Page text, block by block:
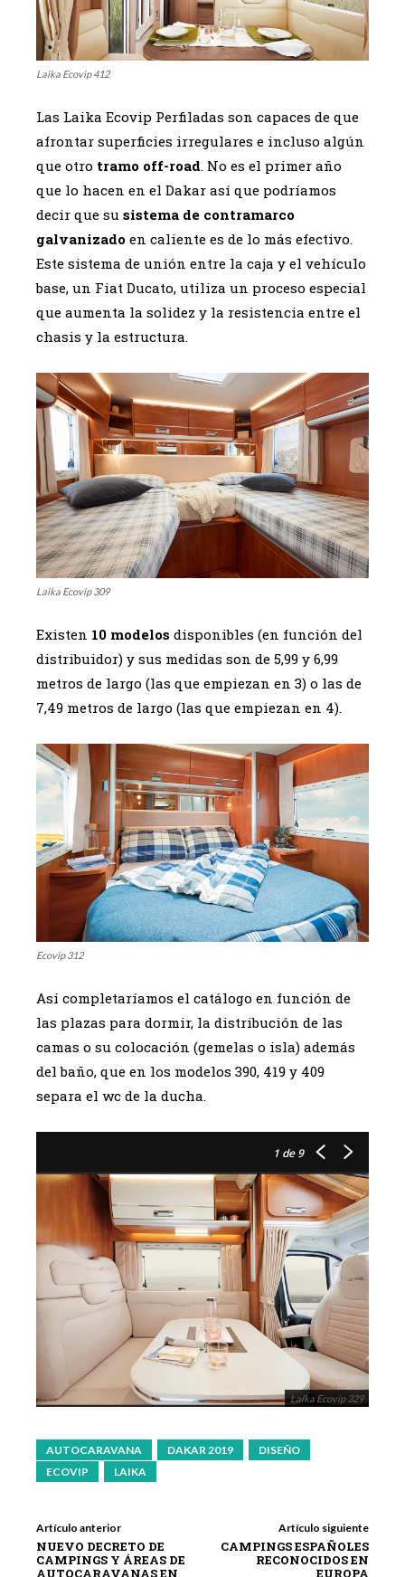
Laika Ecovip 412
Las Laika Ecovip Perfiladas son capaces de que
afrontar superficies irregulares e incluso algún
que otro tramo off-road. No es el primer año
que lo hacen en el Dakar así que podríamos
decir que su sistema de contramarco
galvanizado en caliente es de lo más efectivo.
Este sistema de unión entre la caja y el vehículo
base, un Fiat Ducato, utiliza un proceso especial
que aumenta la solidez y la resistencia entre el
chasis y la estructura.
Laika Ecovip 309
Existen 10 modelos disponibles (en función del
distribuidor) y sus medidas son de 5,99 y 6,99
metros de largo (las que empiezan en 3) o las de
7,49 metros de largo (las que empiezan en 4).
Ecovip 312
Así completaríamos el catálogo en función de
las plazas para dormir, la distribución de las
camas o su colocación (gemelas o isla) además
del baño, que en los modelos 390, 419 y 409
separa el wc de la ducha.
1 de 9
Laika Ecovip 329
AUTOCARAVANA DAKAR 2019
DISEÑO
ECOVIP
LAIKA
Artículo anterior
NUEVO DECRETO DE
CAMPINGS Y ÁREAS DE
AUTOCARAVANAS EN
Artículo siguiente
CAMPINGS ESPAÑOLES
RECONOCIDOS EN
EUROPA